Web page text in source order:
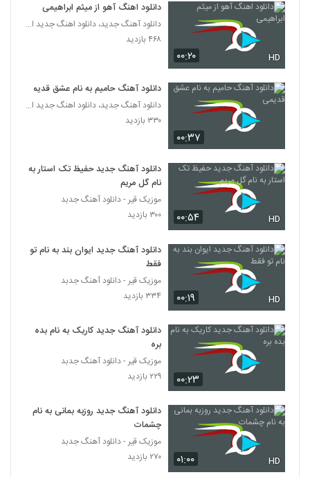
آهنگ زیبا تر از تو از میثم فائزنیا(پاپ)
5352
Omidreza(I) Mohem Nist
۲۱۰ بازدید
موزیک زیبای رسیدی (رمیکس) از فرشاد افشار
۲۳۴ بازدید
دانلود آهنگ جاوید روزای رفته
5355
۲۴۵ بازدید
5356
دانلود آهنگ امیر حاجی قاسمی نمیتونم
۲۴۲ بازدید
دانلود آهنگ جدید و زیبای علی منتظری با نام
۵۱۲ بازدید
5358
آهنگ دیوانگی از امیر رضا آل صفر(پاپ)
۲۱۵ بازدید
آهنگ حامد نیک پی بنام وای بر ما
۳۱۹ بازدید
۰۰:۲۰ HD
دانلود اهنگ آهو از میثم ابراهیمی
دانلود آهنگ جدید، دانلود اهنگ جدید ایرانی
۴۶۸ بازدید
۰۰:۳۷
دانلود آهنگ حامیم به نام عشق قدیمی
دانلود آهنگ جدید، دانلود اهنگ جدید ایرانی
۳۳۰ بازدید
۰۰:۵۴ HD
دانلود آهنگ جدید حفیظ تک استار به
نام گل مریم
موزیک قیر - دانلود آهنگ جدبد
۳۰۰ بازدید
۰۰:۱۹ HD
دانلود آهنگ جدید ایوان بند به نام تو
فقط
موزیک قیر - دانلود آهنگ جدبد
۳۳۴ بازدید
۰۰:۲۳
دانلود آهنگ جدید کاریک به نام بده
بره
موزیک قیر - دانلود آهنگ جدبد
۲۲۹ بازدید
۰۱:۰۰ HD
دانلود آهنگ جدید روزبه بمانی به نام
چشمات
موزیک قیر - دانلود آهنگ جدبد
۲۷۰ بازدید